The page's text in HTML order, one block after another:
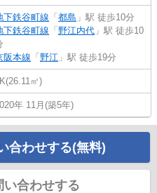
下鉄谷町線 「 都島 」駅 徒歩10分
下鉄谷町線 「 野江内代 」駅 徒歩10
阪本線 「 野江 」駅 徒歩19分
㎡)
年 11月(築5年)
合わせする(無料)
い合わせする